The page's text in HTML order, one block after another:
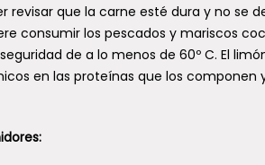
que la carne esté dura y no se
consumir los pescados y mariscos
de a lo menos de 60º C. El
en las proteínas que los componen